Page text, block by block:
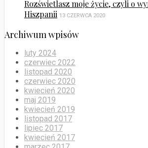
Rozświetlasz moje życie, czyli o
Hiszpanii 13 CZERWCA 2020
Archiwum wpisów
luty 2024
czerwiec 2022
listopad 2020
czerwiec 2020
kwiecień 2020
maj 2019
kwiecień 2019
listopad 2017
lipiec 2017
kwiecień 2017